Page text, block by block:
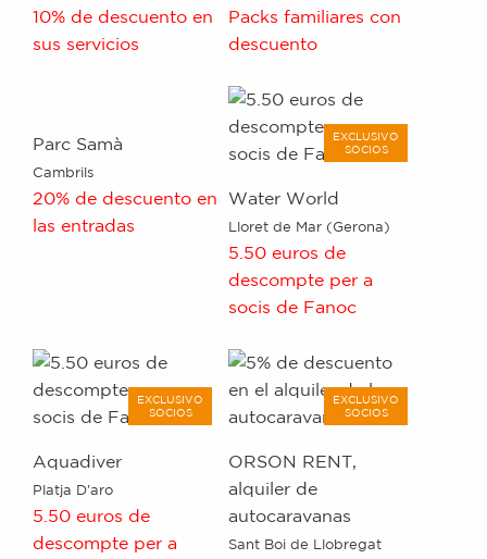
10% de descuento en
sus servicios
Packs familiares con
descuento
Parc Samà
Cambrils
20% de descuento en
las entradas
EXCLUSIVO
SOCIOS
Water World
Lloret de Mar (Gerona)
5.50 euros de
descompte per a
socis de Fanoc
EXCLUSIVO
SOCIOS
Aquadiver
Platja D'aro
5.50 euros de
descompte per a
EXCLUSIVO
SOCIOS
ORSON RENT,
alquiler de
autocaravanas
Sant Boi de Llobregat